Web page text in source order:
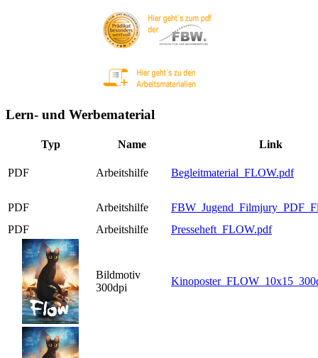
Lern- und Werbematerial
Typ Name Link
PDF Arbeitshilfe Begleitmaterial_FLOW.pdf
PDF Arbeitshilfe
PDF
Arbeitshilfe Presseheft_FLOW.pdf
Bildmotiv
300dpi